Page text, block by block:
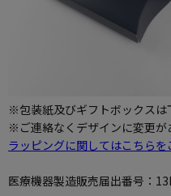
※包装紙及びギフトボックスは
※ご連絡なくデザインに変更が
ラッピングに関してはこちら
医療機器製造販売届出番号：